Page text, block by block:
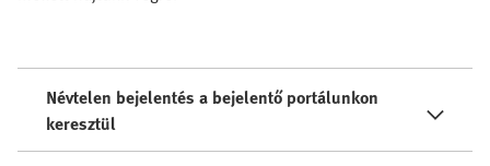
Névtelen bejelentés a bejelentő portálunkon
keresztül